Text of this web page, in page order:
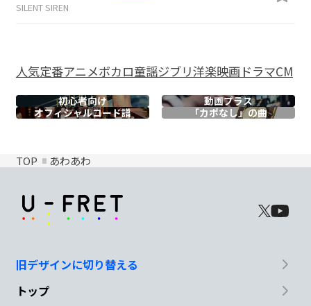
SILENT SIREN
人気定番アニメボカロ童謡ジブリ洋楽映画ドラマCM
初心者向け
動画プラス
オフィシャルコード譜 「カポなし」の曲
TOP あわあわ
旧デザインに切り替える
トップ